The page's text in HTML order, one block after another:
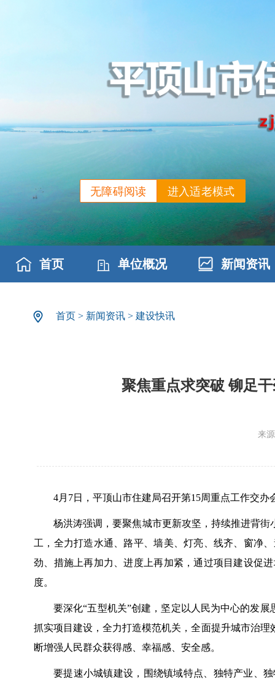
进入适老模式
无障碍阅读
首页 单位概况 新闻资讯
首页 > 新闻资讯 > 建设快讯
聚焦重点求突破 铆足
来
4月7日，平顶山市住建局召开第15周重点工作交
杨洪涛强调，要聚焦城市更新攻坚，持续推进背
工，全力打造水通、路平、墙美、灯亮、线齐、窗净
劲、措施上再加力、进度上再加紧，通过项目建设促
度。
要深化“五型机关”创建，坚定以人民为中心的发
抓实项目建设，全力打造模范机关，全面提升城市治
断增强人民群众获得感、幸福感、安全感。
要提速小城镇建设，围绕镇域特点、独特产业、